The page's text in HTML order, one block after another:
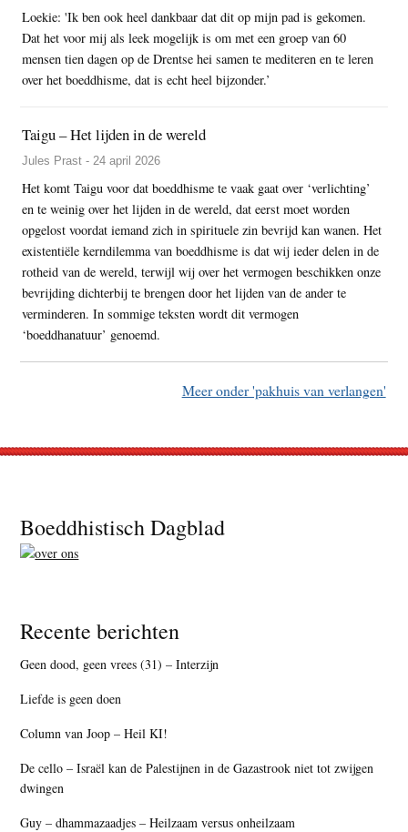
Loekie: 'Ik ben ook heel dankbaar dat dit op mijn pad is gekomen.
Dat het voor mij als leek mogelijk is om met een groep van 60
mensen tien dagen op de Drentse hei samen te mediteren en te leren
over het boeddhisme, dat is echt heel bijzonder.’
Taigu – Het lijden in de wereld
Jules Prast - 24 april 2026
Het komt Taigu voor dat boeddhisme te vaak gaat over ‘verlichting’
en te weinig over het lijden in de wereld, dat eerst moet worden
opgelost voordat iemand zich in spirituele zin bevrijd kan wanen. Het
existentiële kerndilemma van boeddhisme is dat wij ieder delen in de
rotheid van de wereld, terwijl wij over het vermogen beschikken onze
bevrijding dichterbij te brengen door het lijden van de ander te
verminderen. In sommige teksten wordt dit vermogen
‘boeddhanatuur’ genoemd.
Meer onder 'pakhuis van verlangen'
Footer
Boeddhistisch Dagblad
Recente berichten
Geen dood, geen vrees (31) – Interzijn
Liefde is geen doen
Column van Joop – Heil KI!
De cello – Israël kan de Palestijnen in de Gazastrook niet tot zwijgen
dwingen
Guy – dhammazaadjes – Heilzaam versus onheilzaam